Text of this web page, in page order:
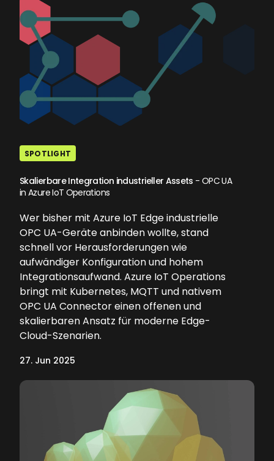
SPOTLIGHT
Skalierbare Integration industrieller Assets - OPC UA
in Azure IoT Operations
Wer bisher mit Azure IoT Edge industrielle
OPC UA-Geräte anbinden wollte, stand
schnell vor Herausforderungen wie
aufwändiger Konfiguration und hohem
Integrationsaufwand. Azure IoT Operations
bringt mit Kubernetes, MQTT und nativem
OPC UA Connector einen offenen und
skalierbaren Ansatz für moderne Edge-
Cloud-Szenarien.
27. Jun 2025